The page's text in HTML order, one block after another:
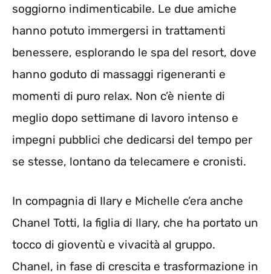
soggiorno indimenticabile. Le due amiche
hanno potuto immergersi in trattamenti
benessere, esplorando le spa del resort, dove
hanno goduto di massaggi rigeneranti e
momenti di puro relax. Non c’è niente di
meglio dopo settimane di lavoro intenso e
impegni pubblici che dedicarsi del tempo per
se stesse, lontano da telecamere e cronisti.
In compagnia di Ilary e Michelle c’era anche
Chanel Totti, la figlia di Ilary, che ha portato un
tocco di gioventù e vivacità al gruppo.
Chanel, in fase di crescita e trasformazione in